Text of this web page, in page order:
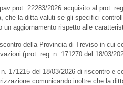
prot. 22283/2026 acquisito al prot.
che la ditta valuti se gli specifici
un aggiornamento rispetto alle
della Provincia di Treviso in cui
(prot. reg. n. 171270 del 18/03/
171215 del 18/03/2026 di riscontro e
comunicando inoltre che la